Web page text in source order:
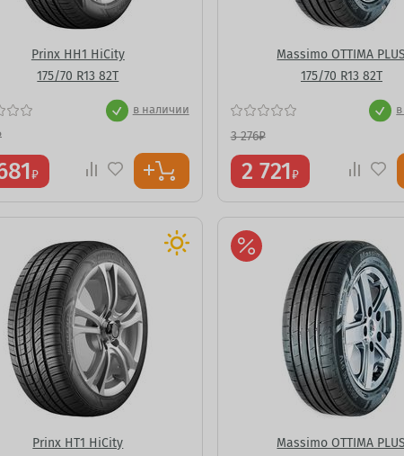
Prinx HH1 HiCity
175/70 R13 82T
в наличии
₽
Massimo OTTIMA PLUS
175/70 R13 82T
3 276₽
2 721₽
Prinx HT1 HiCity
Massimo OTTIMA PLUS